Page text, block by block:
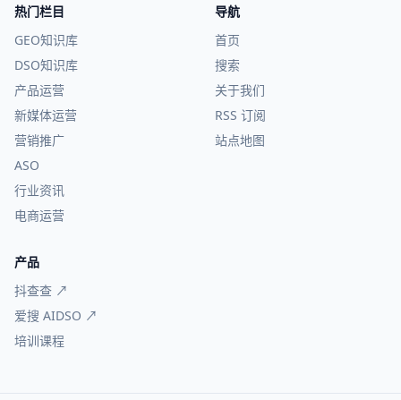
热门栏目
GEO知识库
DSO知识库
产品运营
新媒体运营
营销推广
ASO
行业资讯
电商运营
导航
首页
搜索
关于我们
RSS 订阅
站点地图
产品
抖查查 ↗
爱搜 AIDSO ↗
培训课程